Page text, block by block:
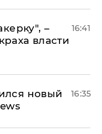
–
власти
16:41
новый
16:35